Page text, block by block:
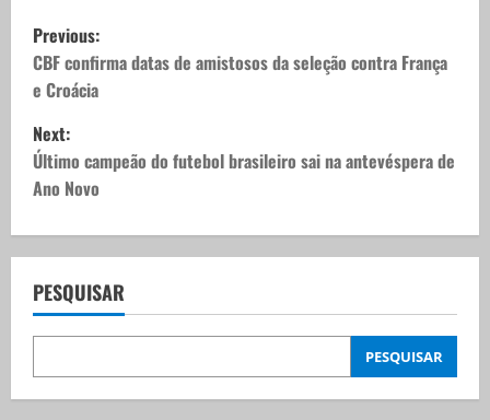
P
o
s
t
n
a
v
i
g
Previous:
CBF confirma datas de amistosos da seleção contra França
e Croácia
Next:
Último campeão do futebol brasileiro sai na antevéspera de
Ano Novo
PESQUISAR
PESQUISAR